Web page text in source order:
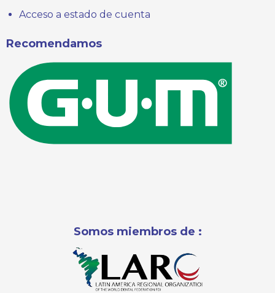
Acceso a estado de cuenta
Recomendamos
Somos miembros de :